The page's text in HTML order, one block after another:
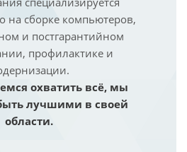
на сборке компьютеров,
и постгарантийном
профилактике и
охватить всё, мы
лучшими в своей
области.